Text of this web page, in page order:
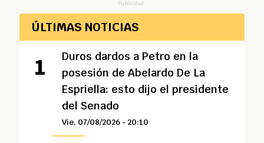
Publicidad
ÚLTIMAS NOTICIAS
Duros dardos a Petro en la
posesión de Abelardo De La
Espriella: esto dijo el presidente
del Senado
Vie, 07/08/2026 - 20:10